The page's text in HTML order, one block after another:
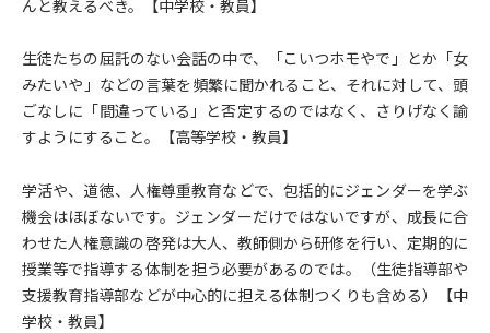
んと教えるべき。【中学校・教員】
生徒たちの屈託のない会話の中で、「こいつホモやで」とか「女
みたいや」などの言葉を頻繁に聞かれること、それに対して、頭
ごなしに「間違っている」と否定するのではなく、さりげなく諭
すようにすること。【高等学校・教員】
学活や、道徳、人権尊重教育などで、包括的にジェンダーを学ぶ
機会はほぼないです。ジェンダーだけではないですが、成長に合
わせた人権意識の啓発は大人、教師側から研修を行い、定期的に
授業等で指導する体制を担う必要があるのでは。（生徒指導部や
支援教育指導部などが中心的に担える体制つくりも含める）【中
学校・教員】